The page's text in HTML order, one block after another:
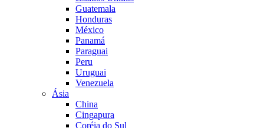
Guatemala
Honduras
México
Panamá
Paraguai
Peru
Uruguai
Venezuela
Ásia
China
Cingapura
Coréia do Sul